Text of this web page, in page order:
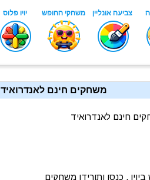
משחקים חינם לאנדרואיד
חינם לאנדרואיד
, כנסו ותורידו משחקים